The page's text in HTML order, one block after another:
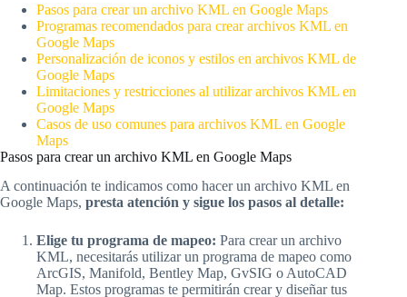
Pasos para crear un archivo KML en Google Maps
Programas recomendados para crear archivos KML en
Google Maps
Personalización de iconos y estilos en archivos KML de
Google Maps
Limitaciones y restricciones al utilizar archivos KML en
Google Maps
Casos de uso comunes para archivos KML en Google
Maps
Pasos para crear un archivo KML en Google Maps
A continuación te indicamos como hacer un archivo KML en
Google Maps, presta atención y sigue los pasos al detalle:
Elige tu programa de mapeo: Para crear un archivo
KML, necesitarás utilizar un programa de mapeo como
ArcGIS, Manifold, Bentley Map, GvSIG o AutoCAD
Map. Estos programas te permitirán crear y diseñar tus